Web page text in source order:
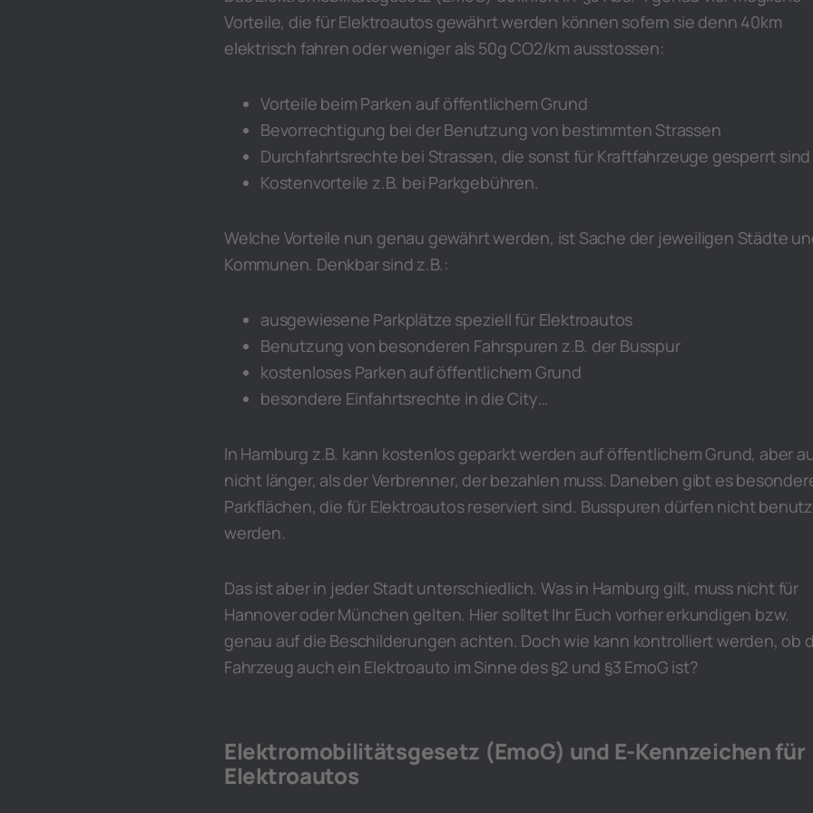
Vorteile, die für Elektroautos gewährt werden können sofern sie denn 40km
elektrisch fahren oder weniger als 50g CO2/km ausstossen:
Vorteile beim Parken auf öffentlichem Grund
Bevorrechtigung bei der Benutzung von bestimmten Strassen
Durchfahrtsrechte bei Strassen, die sonst für Kraftfahrzeuge gesperrt sind
Kostenvorteile z.B. bei Parkgebühren.
Welche Vorteile nun genau gewährt werden, ist Sache der jeweiligen Städte
Kommunen. Denkbar sind z.B.:
ausgewiesene Parkplätze speziell für Elektroautos
Benutzung von besonderen Fahrspuren z.B. der Busspur
kostenloses Parken auf öffentlichem Grund
besondere Einfahrtsrechte in die City…
In Hamburg z.B. kann kostenlos geparkt werden auf öffentlichem Grund, aber
nicht länger, als der Verbrenner, der bezahlen muss. Daneben gibt es
Parkflächen, die für Elektroautos reserviert sind. Busspuren dürfen nicht
werden.
Das ist aber in jeder Stadt unterschiedlich. Was in Hamburg gilt, muss nicht für
Hannover oder München gelten. Hier solltet Ihr Euch vorher erkundigen bzw.
genau auf die Beschilderungen achten. Doch wie kann kontrolliert werden, ob
Fahrzeug auch ein Elektroauto im Sinne des §2 und §3 EmoG ist?
Elektromobilitätsgesetz (EmoG) und E-Kennzeichen für
Elektroautos